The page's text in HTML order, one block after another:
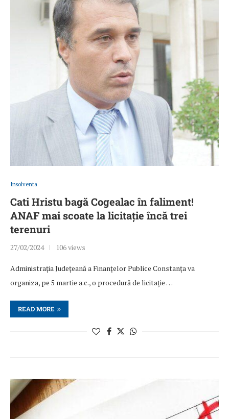
Insolventa
Cati Hristu bagă Cogealac în faliment!
ANAF mai scoate la licitație încă trei
terenuri
27/02/2024 106 views
Administrația Județeană a Finanțelor Publice Constanța va
organiza, pe 5 martie a.c., o procedură de licitație …
READ MORE